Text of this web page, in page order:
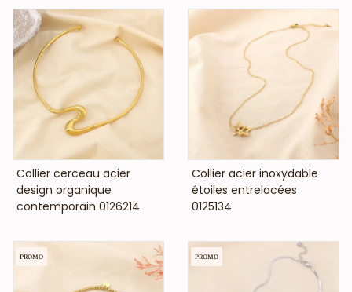
VOIR LE PRIX
Collier cerceau acier
design organique
contemporain 0126214
VOIR LE PRIX
Collier acier inoxydable
étoiles entrelacées
0125134
PROMO PROMO